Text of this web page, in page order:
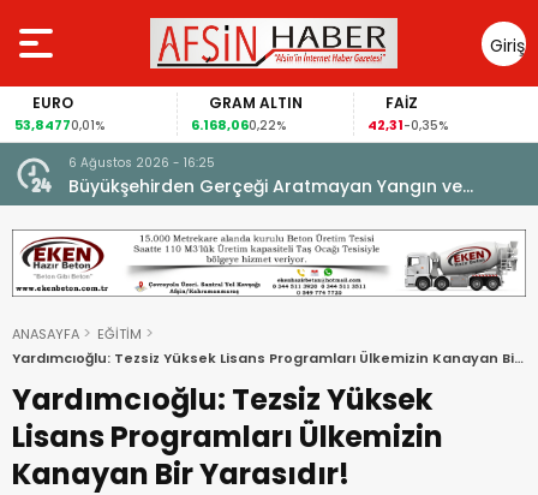
Giriş
Yap
EURO
53,84770,01%
GRAM ALTIN
6.168,060,22%
FAİZ
42,31-0,35%
6 Ağustos 2026 - 16:25
Büyükşehirden Gerçeği Aratmayan Yangın ve
Kurtarma Tatbikatı.
ANASAYFA
EĞİTİM
Yardımcıoğlu: Tezsiz Yüksek Lisans Programları Ülkemizin Kanayan Bir
Yarasıdır!
Yardımcıoğlu: Tezsiz Yüksek
Lisans Programları Ülkemizin
Kanayan Bir Yarasıdır!